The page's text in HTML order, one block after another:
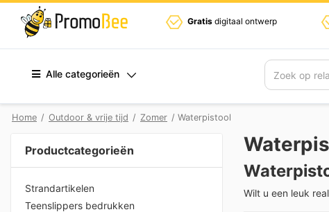
Gratis digitaal ontwerp
Alle categorieën Zoek
Home / Outdoor & vrije tijd / Zomer / Waterpistool
Productcategorieën
Strandartikelen
Teenslippers bedrukken
Wilt u een leuk